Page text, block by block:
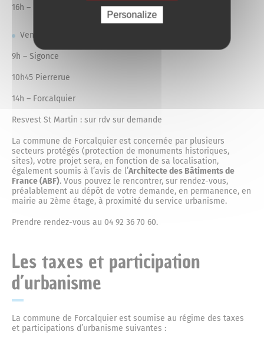
16h – Lurs
Vendredi 25 septembre 2026
9h – Sigonce
10h45 Pierrerue
14h – Forcalquier
Resvest St Martin : sur rdv sur demande
La commune de Forcalquier est concernée par plusieurs
secteurs protégés (protection de monuments historiques,
sites), votre projet sera, en fonction de sa localisation,
également soumis à l’avis de l’Architecte des Bâtiments de
France (ABF). Vous pouvez le rencontrer, sur rendez-vous,
préalablement au dépôt de votre demande, en permanence, en
mairie au 2ème étage, à proximité du service urbanisme.
Prendre rendez-vous au 04 92 36 70 60.
Les taxes et participation
d’urbanisme
La commune de Forcalquier est soumise au régime des taxes
et participations d’urbanisme suivantes :
Personalize